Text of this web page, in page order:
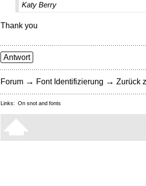
Katy Berry
Thank you
Antwort
Forum → Font Identifizierung → Zurück
Links: On snot and fonts